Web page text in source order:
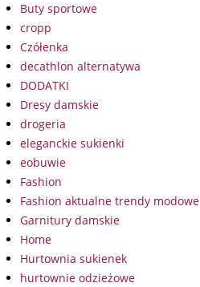
Buty sportowe
cropp
Czółenka
decathlon alternatywa
DODATKI
Dresy damskie
drogeria
eleganckie sukienki
eobuwie
Fashion
Fashion aktualne trendy modowe
Garnitury damskie
Home
Hurtownia sukienek
hurtownie odzieżowe